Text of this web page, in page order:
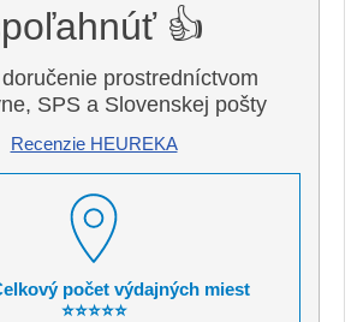
👍
prostredníctvom
SPS a Slovenskej pošty
Recenzie HEUREKA
počet výdajných miest
⭐⭐⭐⭐⭐